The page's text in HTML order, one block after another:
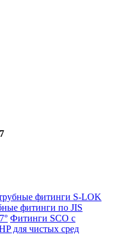
фитинги S-LOK
фитинги по JIS
Фитинги SCO с
для чистых сред